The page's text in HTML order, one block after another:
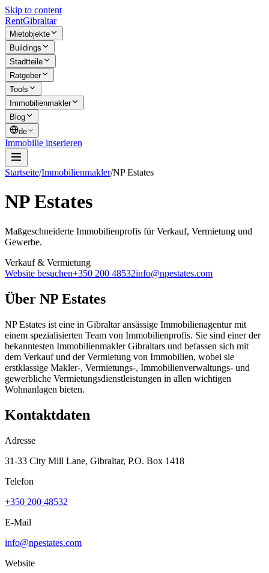
Skip to content
RentGibraltar
Mietobjekte
Buildings
Stadtteile
Ratgeber
Tools
Immobilienmakler
Blog
de
Immobilie inserieren
Startseite/Immobilienmakler/NP Estates
NP Estates
Maßgeschneiderte Immobilienprofis für Verkauf, Vermietung und
Gewerbe.
Verkauf & Vermietung
Website besuchen+350 200 48532info@npestates.com
Über NP Estates
NP Estates ist eine in Gibraltar ansässige Immobilienagentur mit
einem spezialisierten Team von Immobilienprofis. Sie sind einer der
bekanntesten Immobilienmakler Gibraltars und befassen sich mit
dem Verkauf und der Vermietung von Immobilien, wobei sie
erstklassige Makler-, Vermietungs-, Immobilienverwaltungs- und
gewerbliche Vermietungsdienstleistungen in allen wichtigen
Wohnanlagen bieten.
Kontaktdaten
Adresse
31-33 City Mill Lane, Gibraltar, P.O. Box 1418
Telefon
+350 200 48532
E-Mail
info@npestates.com
Website